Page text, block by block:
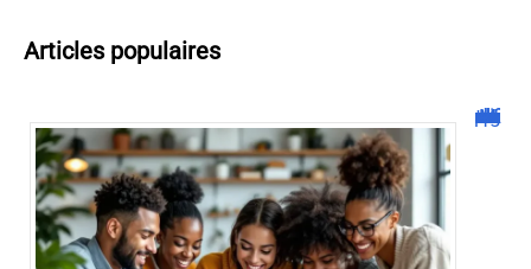
Articles populaires
Malgrim com : tout ce que vous devez savoir sur la plateforme !